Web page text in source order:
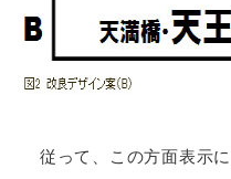
従って、この方面表示